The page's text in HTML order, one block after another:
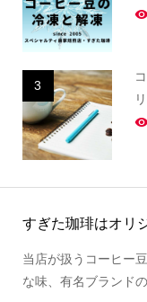
3
すぎた珈琲はオリ
当店が扱うコーヒー
な味、有名ブランド